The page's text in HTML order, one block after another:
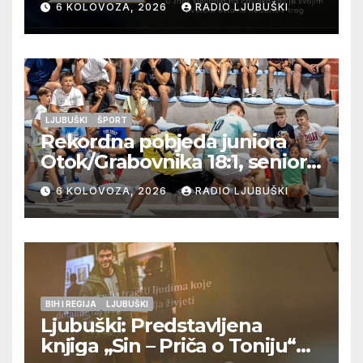
6 KOLOVOZA, 2026 RADIO LJUBUŠKI
LJUBUŠKI ŠPORT
Rekordna pobjeda juniora
Otok/Grabovnika 18:1, seniori
Pregrađa u četvrtfinalu,
Veljaci i Cerno/Crnopod u
doigravanju, Grljevići završili
natjecanje
6 KOLOVOZA, 2026 RADIO LJUBUŠKI
BIH I REGIJA LJUBUŠKI
Ljubuški: Predstavljena
knjiga „Sin – Priča o Toniju“